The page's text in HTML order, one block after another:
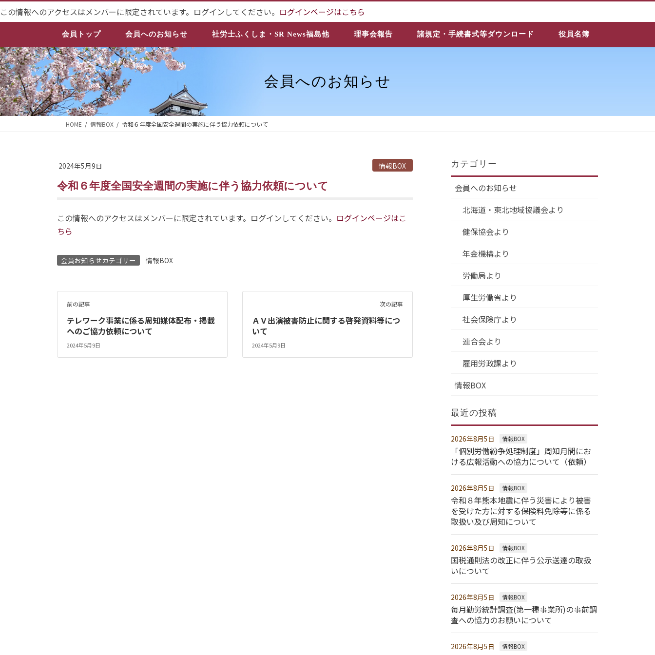
ン
ン
ツ
へ
ス
キ
ッ
ビ
ー
シ
ョ
ン
に
移
この情報へのアクセスはメンバーに限定されています。ログインしてください。 ログインページはこちら
会員トップ 会員へのお知らせ 社労士ふくしま・SR News福島他 理事会報告 諸規定・手続書式等ダウンロード 役員名簿
会員へのお知らせ
HOME 情報BOX 令和６年度全国安全週間の実施に伴う協力依頼について
2024年5月9日 情報BOX
令和６年度全国安全週間の実施に伴う協力依頼について
この情報へのアクセスはメンバーに限定されています。ログインしてください。 ログインページはこ
ちら
会員お知らせカテゴリー 情報BOX
前の記事
テレワーク事業に係る周知媒体配布・掲載
へのご協力依頼について
2024年5月9日
次の記事
ＡＶ出演被害防止に関する啓発資料等につ
いて
2024年5月9日
カテゴリー
会員へのお知らせ
北海道・東北地域協議会より
健保協会より
年金機構より
労働局より
厚生労働省より
社会保険庁より
連合会より
雇用労政課より
情報BOX
最近の投稿
2026年8月5日 情報BOX
「個別労働紛争処理制度」周知月間にお
ける広報活動への協力について（依頼）
2026年8月5日 情報BOX
令和８年熊本地震に伴う災害により被害
を受けた方に対する保険料免除等に係る
取扱い及び周知について
2026年8月5日 情報BOX
国税通則法の改正に伴う公示送達の取扱
いについて
2026年8月5日 情報BOX
毎月勤労統計調査(第一種事業所)の事前調
査への協力のお願いについて
2026年8月5日 情報BOX